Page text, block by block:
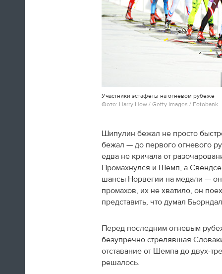
Как будто у нас больше не было
просто тупо. Мы хотели сделать
заиграла знаменитая музыка
Пахмутовой, под которую мишка
улетал в 1980 году, по задумке
Дескать, про деда музыка играет
- тогда он загасил пламя.
неспортивные итоги Олимпиады в
Участники эстафеты на огневом рубеже
Фото: Harry How / Getty Images / Fotobank
Шипулин бежал не просто
бежал — до первого огневого
едва не кричала от
Промахнулся и Шемп, а
шансы Норвегии на медали — он
промахов, их не хватило, он
представить, что думал
Перед последним огневым
безупречно стрелявшая
отставание от Шемпа до двух-
решалось.